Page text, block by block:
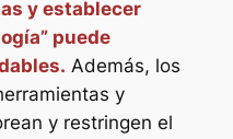
y establecer
puede
Además, los
y
y restringen el